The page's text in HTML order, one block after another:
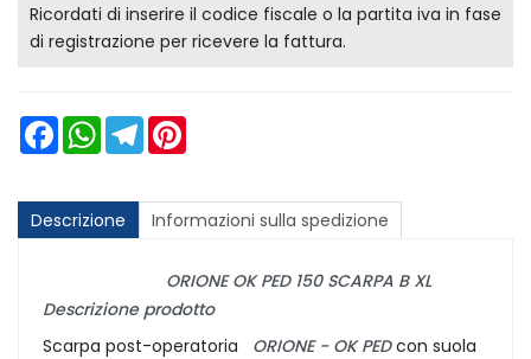
Ricordati di inserire il codice fiscale o la partita iva in fase
di registrazione per ricevere la fattura.
FacebookWhatsAppTelegram
Descrizione Informazioni sulla spedizione
ORIONE OK PED 150 SCARPA B XL
Descrizione prodotto
Scarpa post-operatoria ORIONE - OK PEDcon suola